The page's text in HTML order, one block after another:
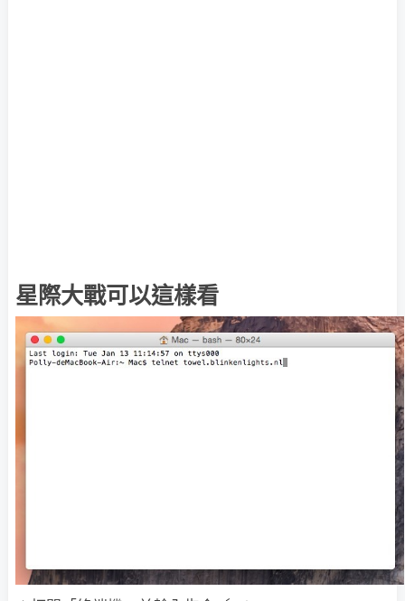
星際大戰可以這樣看